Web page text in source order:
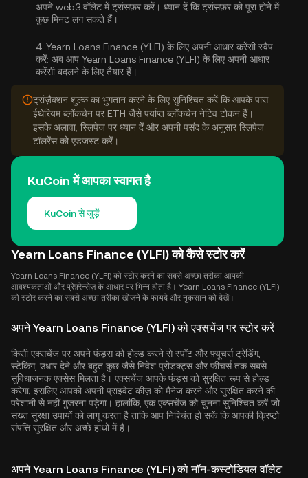
अपने web3 वॉलेट में ट्रांसफ़र करें। ध्यान दें कि ट्रांसफ़र को पूरा होने में
कुछ मिनट लग सकते हैं।
4. Yearn Loans Finance (YLFI) के लिए अपनी आधार करेंसी स्वैप
करें: अब आप Yearn Loans Finance (YLFI) के लिए अपनी आधार
करेंसी बदलने के लिए तैयार हैं।
ट्रांज़ैक्शन शुल्क का भुगतान करने के लिए सुनिश्चित करें कि आपके पास
ईथेरियम ब्लॉकचेन पर ETH जैसे पर्याप्त ब्लॉकचेन नेटिव टोकन हैं।
इसके अलावा, स्लिपेज पर ध्यान दें और अपनी पसंद के अनुसार स्लिपेज
टॉलरेंस को एडजस्ट करें।
KuCoin में आपका स्वागत है
KuCoin से जुड़ें
Yearn Loans Finance (YLFI) को कैसे स्टोर करें
Yearn Loans Finance (YLFI) को स्टोर करने का सबसे अच्छा तरीका आपकी
आवश्यकताओं और प्रेफ़्रेन्सेज़ के आधार पर भिन्न होता है। Yearn Loans Finance (YLFI)
को स्टोर करने का सबसे अच्छा तरीका खोजने के फायदे और नुकसान को देखें।
अपने Yearn Loans Finance (YLFI) को एक्सचेंज पर स्टोर करें
किसी एक्सचेंज पर अपने फंड्स को होल्ड करने से स्पॉट और फ़्यूचर्स ट्रेडिंग,
स्टेकिंग, उधार देने और बहुत कुछ जैसे निवेश प्रोडक्ट्स और फ़ीचर्स तक सबसे
सुविधाजनक एक्सेस मिलता है। एक्सचेंज आपके फंड्स को सुरक्षित रूप से होल्ड
करेगा, इसलिए आपको अपनी प्राइवेट कीज़ को मैनेज करने और सुरक्षित करने की
परेशानी से नहीं गुजरना पड़ेगा। हालांकि, एक एक्सचेंज को चुनना सुनिश्चित करें जो
सख्त सुरक्षा उपायों को लागू करता है ताकि आप निश्चिंत हो सकें कि आपकी क्रिप्टो
संपत्ति सुरक्षित और अच्छे हाथों में है।
अपने Yearn Loans Finance (YLFI) को नॉन-कस्टोडियल वॉलेट